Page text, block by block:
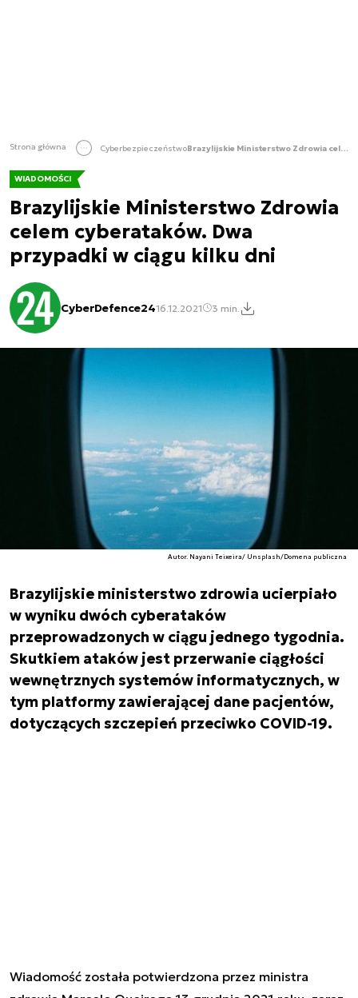
Strona główna Cyberbezpieczeństwo Brazylijskie Ministerstwo Zdrowia celem cyberataków. Dwa przypadki w ciągu kilku dni
WIADOMOŚCI
Brazylijskie Ministerstwo Zdrowia
celem cyberataków. Dwa
przypadki w ciągu kilku dni
CyberDefence2416.12.2021 3 min.
Autor. Nayani Teixeira/ Unsplash/Domena publiczna
Brazylijskie ministerstwo zdrowia ucierpiało
w wyniku dwóch cyberataków
przeprowadzonych w ciągu jednego tygodnia.
Skutkiem ataków jest przerwanie ciągłości
wewnętrznych systemów informatycznych, w
tym platformy zawierającej dane pacjentów,
dotyczących szczepień przeciwko COVID-19.
Wiadomość została potwierdzona przez ministra